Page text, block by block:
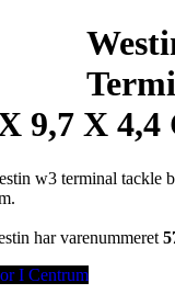
9,7 X 4,4
w3 terminal tackle
har varenummeret
I Centrum